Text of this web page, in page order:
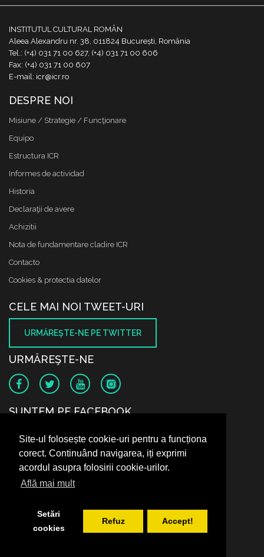
Site-ul folosește cookie-uri pentru a funcționa
corect. Continuând navigarea, iți exprimi
acordul asupra folosirii cookie-urilor.
Află mai mult
Setări
cookies
Refuz Accept!
INSTITUTUL CULTURAL ROMÂN
Aleea Alexandru nr. 38, 011824 București, România
Tel.: (+4) 031 71 00 627, (+4) 031 71 00 606
Fax: (+4) 031 71 00 607
E-mail: icr@icr.ro
DESPRE NOI
Misiune / Strategie / Funcţionare
Equipo
Estructura ICR
Informes de actividad
Historia
Declaraţii de avere
Achizitii
Nota de fundamentare cladire ICR
Contacto
Cookies & protectia datelor
CELE MAI NOI TWEET-URI
URMĂREŞTE-NE PE TWITTER
URMĂREŞTE-NE
SUNTEM PE FACEBOOK